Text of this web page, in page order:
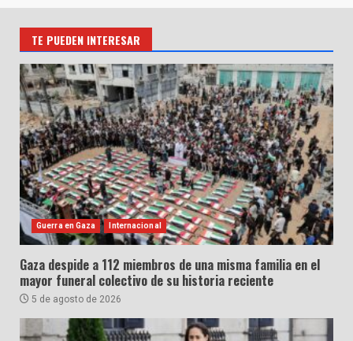
TE PUEDEN INTERESAR
Guerra en Gaza Internacional
Gaza despide a 112 miembros de una misma familia en el
mayor funeral colectivo de su historia reciente
5 de agosto de 2026